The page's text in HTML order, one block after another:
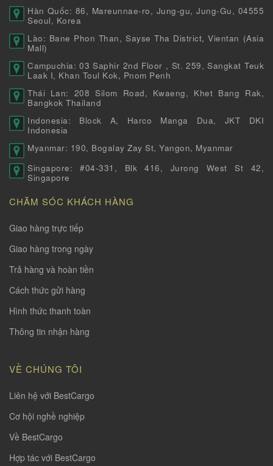
Hàn Quốc: 86, Mareunnae-ro, Jung-gu, Jung-Gu, 04555
Seoul, Korea
Lào: Bane Phon Than, Sayse Tha District, Vientan (Asia
Mall)
Campuchia: 03 Saphir 2nd Floor , St. 259, Sangkat Teuk
Laak I, Khan Toul Kok, Pnom Penh
Thái Lan: 208 Silom Road, Kwaeng, Khet Bang Rak,
Bangkok Thailand
Indonesia: Block A, Harco Manga Dua, JKT DKI
Indonesia
Myanmar: 190, Bogalay Zay St, Yangon, Myanmar
Singapore: #04-331, Blk 416, Jurong West St 42,
Singapore
CHĂM SÓC KHÁCH HÀNG
Giao hàng trực tiếp
Giao hàng trong ngày
Trả hàng và hoàn tiền
Cách thức gửi hàng
Hình thức thanh toàn
Thông tin nhận hàng
VỀ CHÚNG TÔI
Liên hệ với BestCargo
Cơ hội nghề nghiệp
Về BestCargo
Hợp tác với BestCargo